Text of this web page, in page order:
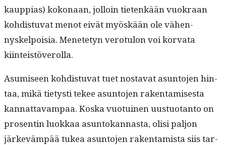
kaup­pias) kokon­aan, jol­loin tietenkään vuokraan
kohdis­tu­vat menot eivät myöskään ole vähen­
nyskelpoisia. Menete­tyn vero­tu­lon voi kor­va­ta
kiinteistöverolla.
Asumiseen kohdis­tu­vat tuet nos­ta­vat asun­to­jen hin­
taa, mikä tietysti tekee asun­to­jen rak­en­tamis­es­ta
kan­nat­tavam­paa. Kos­ka vuo­tu­inen uus­tuotan­to on
pros­entin luokkaa asun­tokan­nas­ta, olisi paljon
järkeväm­pää tukea asun­to­jen rak­en­tamista siis tar­